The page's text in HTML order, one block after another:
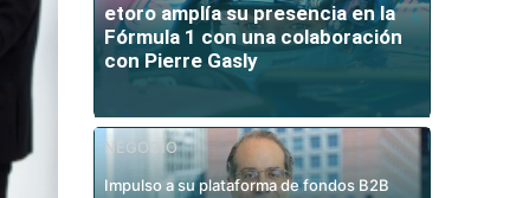
etoro amplía su presencia en la
Fórmula 1 con una colaboración
con Pierre Gasly
NEGOCIO
Impulso a su plataforma de fondos B2B